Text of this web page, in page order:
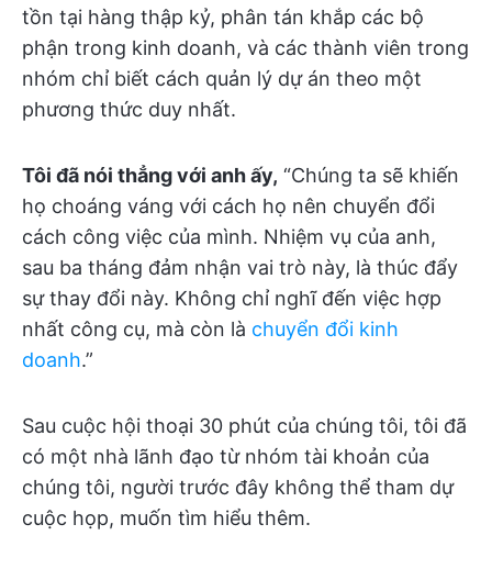
tồn tại hàng thập kỷ, phân tán khắp các bộ
phận trong kinh doanh, và các thành viên trong
nhóm chỉ biết cách quản lý dự án theo một
phương thức duy nhất.
Tôi đã nói thẳng với anh ấy, “Chúng ta sẽ khiến
họ choáng váng với cách họ nên chuyển đổi
cách công việc của mình. Nhiệm vụ của anh,
sau ba tháng đảm nhận vai trò này, là thúc đẩy
sự thay đổi này. Không chỉ nghĩ đến việc hợp
nhất công cụ, mà còn là chuyển đổi kinh
doanh.”
Sau cuộc hội thoại 30 phút của chúng tôi, tôi đã
có một nhà lãnh đạo từ nhóm tài khoản của
chúng tôi, người trước đây không thể tham dự
cuộc họp, muốn tìm hiểu thêm.